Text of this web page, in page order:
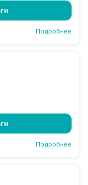
Подробнее
Подробнее